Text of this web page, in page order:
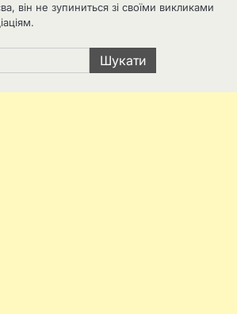
він не зупиниться зі своїми викликами